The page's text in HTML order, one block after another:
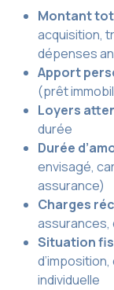
Montant
acquisition,
dépenses
Apport
(prêt
Loyers
durée
Durée
envisagé,
assurance)
Charges
assurances,
Situation
individuelle